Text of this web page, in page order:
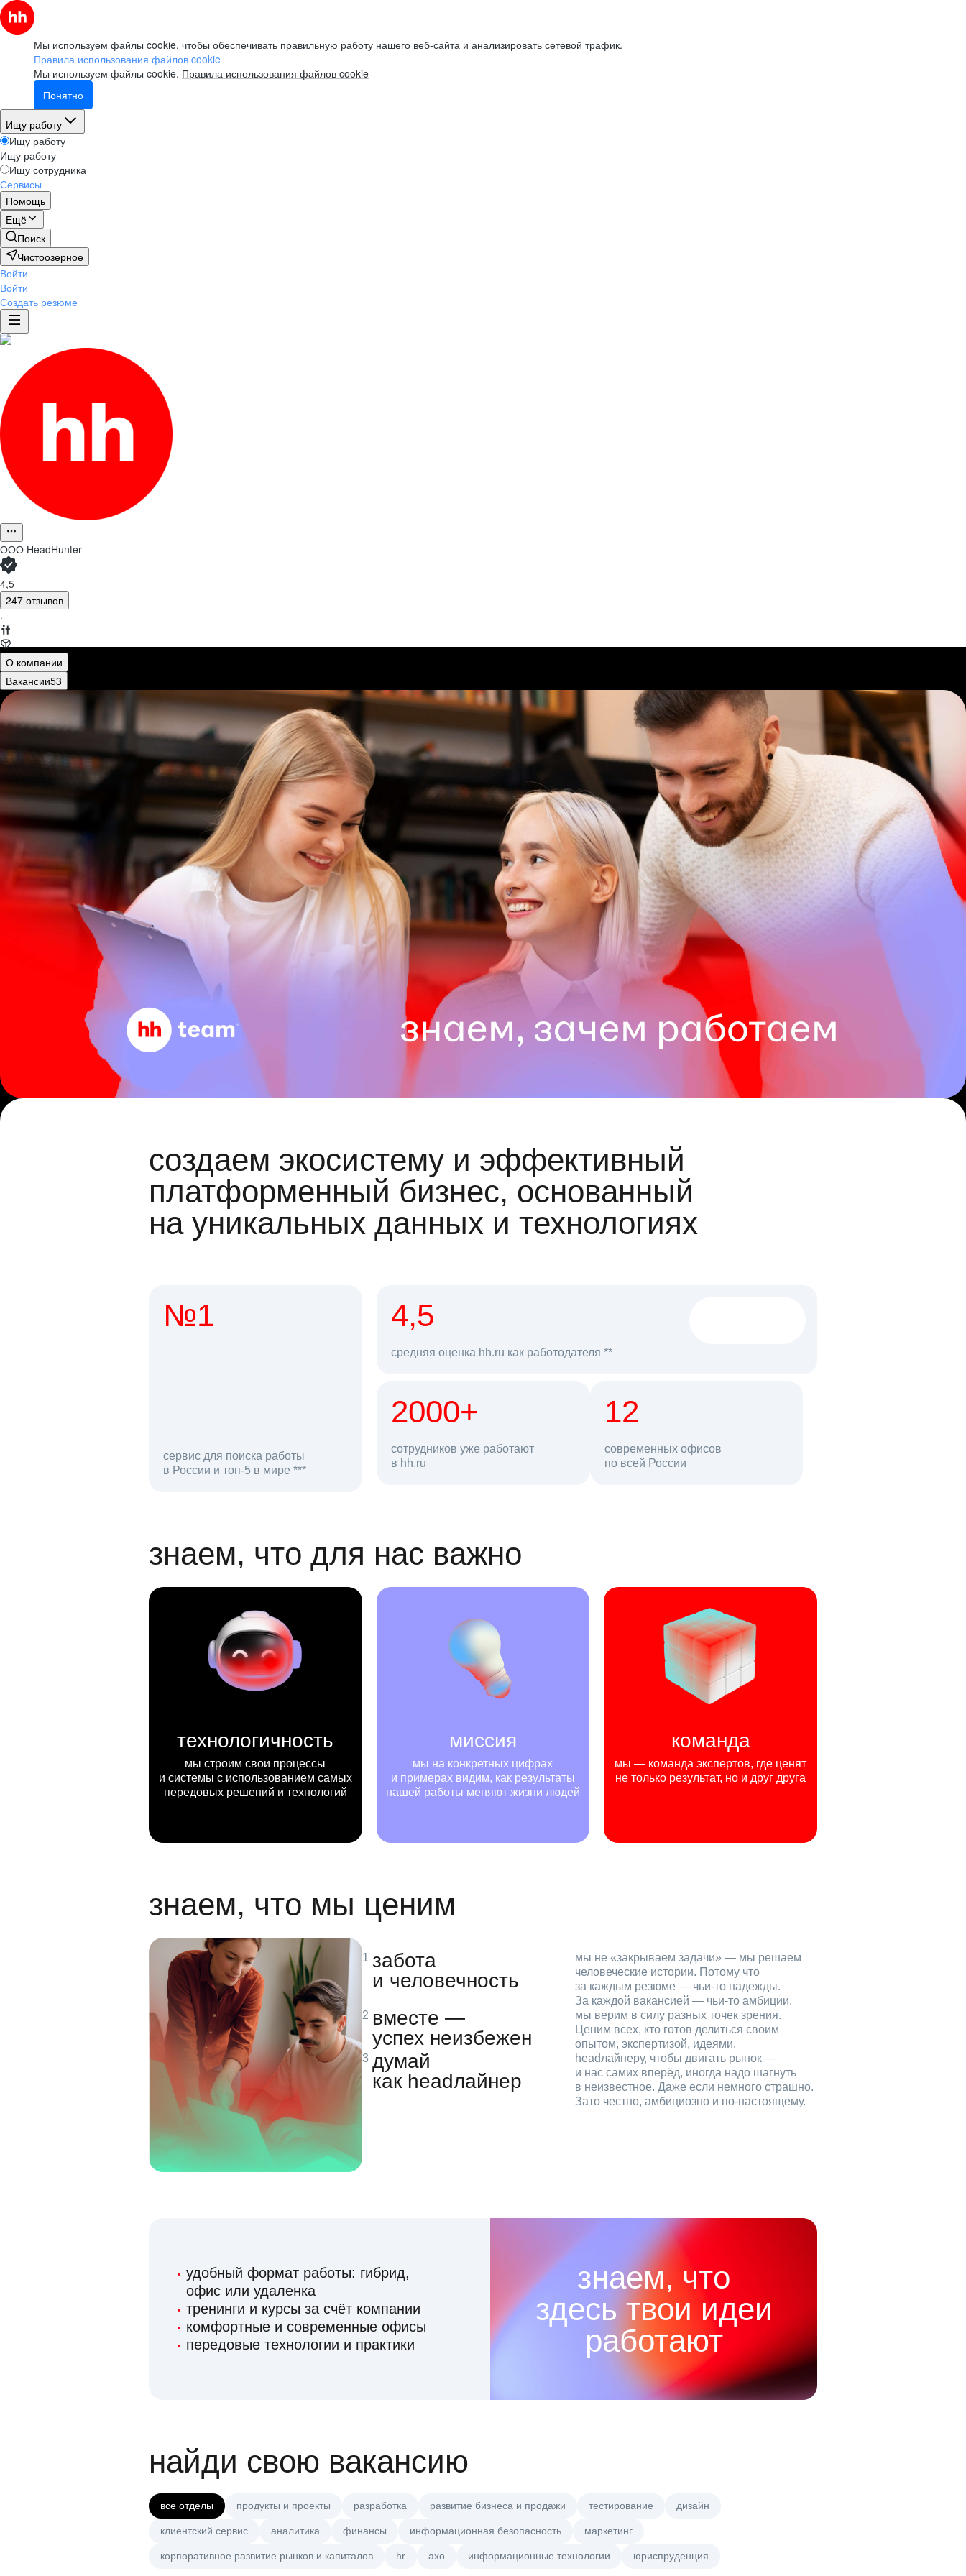
Мы используем файлы cookie, чтобы обеспечивать правильную работу нашего веб-сайта и анализировать сетевой трафик.
Правила использования файлов cookie
Мы используем файлы cookie. Правила использования файлов cookie
Понятно
Ищу работу
Ищу работу
Ищу работу
Ищу сотрудника
Сервисы
Помощь
Ещё
Поиск
Чистоозерное
Войти
Войти
Создать резюме
ООО HeadHunter
4,5
247 отзывов
·
О компании
Вакансии53
создаем экосистему и эффективный
платформенный бизнес, основанный
на уникальных данных и технологиях
№1
сервис для поиска работы
в России и топ-5 в мире ***
откликов на вакансии
4,5
средняя оценка hh.ru как работодателя **
2000+
сотрудников уже работают
в hh.ru
68 млн 12
современных офисов
по всей Россиипользователей в день
знаем, что для нас важно
технологичность
мы строим свои процессы
и системы с использованием самых
передовых решений и технологий
миссия
мы на конкретных цифрах
и примерах видим, как результаты
нашей работы меняют жизни людей
команда
мы — команда экспертов, где ценят
не только результат, но и друг друга
знаем, что мы ценим
забота
и человечность
мы не «закрываем задачи» — мы решаем
человеческие истории. Потому что
за каждым резюме — чьи‑то надежды.
За каждой вакансией — чьи‑то амбиции.
вместе —
успех неизбежен
мы верим в силу разных точек зрения.
Ценим всех, кто готов делиться своим
опытом, экспертизой, идеями.
думай
как headлайнер
headлайнеру, чтобы двигать рынок —
и нас самих вперёд, иногда надо шагнуть
в неизвестное. Даже если немного страшно.
Зато честно, амбициозно и по‑настоящему.
удобный формат работы: гибрид,
офис или удаленка
тренинги и курсы за счёт компании
комфортные и современные офисы
передовые технологии и практики
знаем, что
здесь твои идеи
работают
найди свою вакансию
все отделы продукты и проекты разработка развитие бизнеса и продажи тестирование дизайн
клиентский сервис аналитика финансы информационная безопасность маркетинг
корпоративное развитие рынков и капиталов hr axo информационные технологии юриспруденция